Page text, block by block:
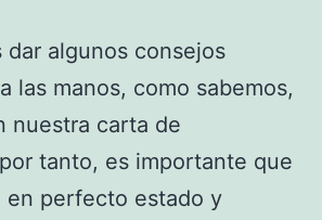
dar algunos consejos
las manos, como sabemos,
nuestra carta de
tanto, es importante que
en perfecto estado y